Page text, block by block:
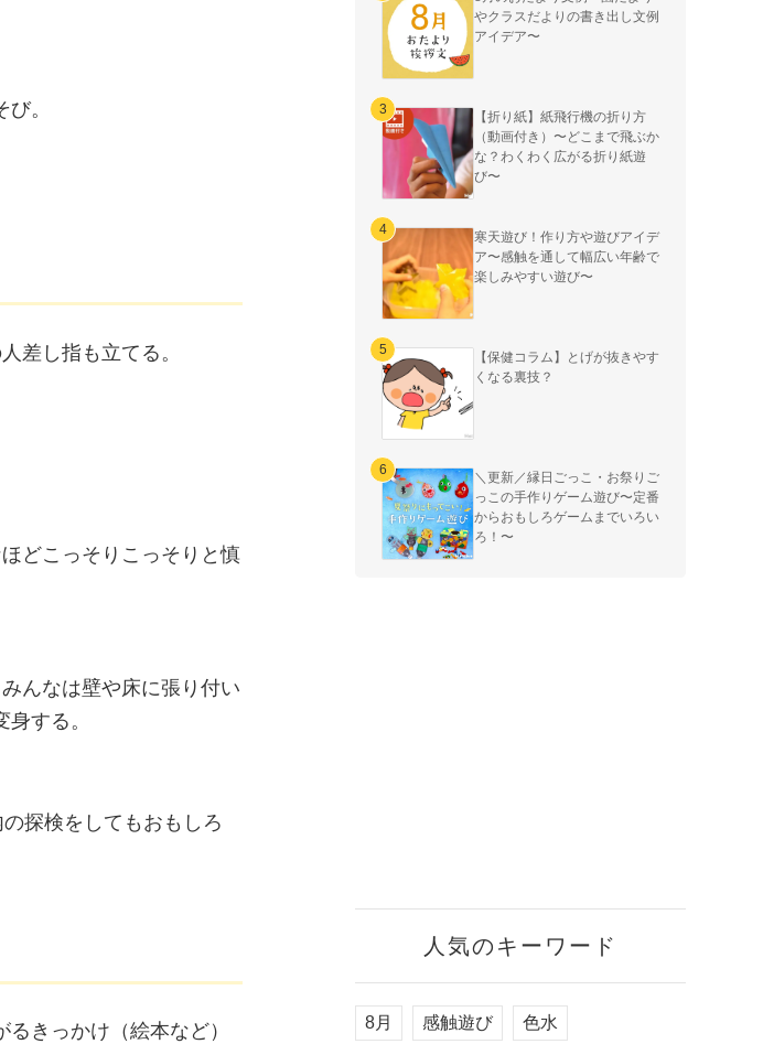
。
差し指も立てる。
どこっそりこっそりと慎
んなは壁や床に張り付い
する。
探検をしてもおもしろ
きっかけ（絵本など）
やクラスだよりの書き出し文例
アイデア〜
【折り紙】紙飛行機の折り方
（動画付き）〜どこまで飛ぶか
な？わくわく広がる折り紙遊
び〜
寒天遊び！作り方や遊びアイデ
ア〜感触を通して幅広い年齢で
楽しみやすい遊び〜
【保健コラム】とげが抜きやす
くなる裏技？
＼更新／縁日ごっこ・お祭りご
っこの手作りゲーム遊び〜定番
からおもしろゲームまでいろい
ろ！〜
人気のキーワード
8月 感触遊び 色水